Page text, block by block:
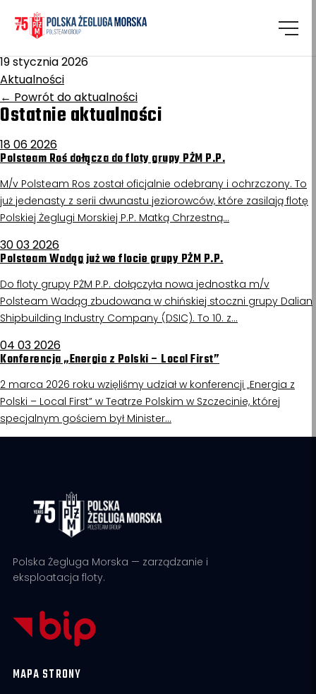
Homepage
Polsteam Wigry
19 stycznia 2026
Aktualności
← Powrót do aktualności
Ostatnie aktualności
18 06 2026
Polsteam Roś dołącza do floty grupy PŻM P.P.
M/v Polsteam Ros został oficjalnie odebrany i ochrzczony. To
już jedenasty z serii dwunastu jeziorowców, które zasilają flotę
Polskiej Żeglugi Morskiej P.P. Matką Chrzestną…
30 03 2026
Polsteam Wadąg już we flocie grupy PŻM P.P.
Do floty grupy PŻM P.P. dołączyła nowa jednostka m/v
Polsteam Wadąg zbudowana w chińskiej stoczni grupy Dalian
Shipbuilding Industry Company (DSIC). To 10. z…
04 03 2026
Konferencja „Energia z Polski – Local First”
2 marca 2026 roku wzięliśmy udział w konferencji „Energia z
Polski – Local First” w Teatrze Polskim w Szczecinie, której
specjalnym gościem był Minister…
Polska Żegluga Morska — zarządzanie i
eksploatacja floty.
MAPA STRONY